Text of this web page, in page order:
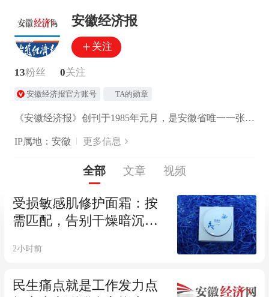
安徽经济报
关注
13粉丝 0关注
安徽经济报官方账号 TA的勋章
《安徽经济报》创刊于1985年元月，是安徽省唯一一张综合类经济大报。
IP属地：安徽 更多信息
全部 文章 视频
受损敏感肌修护面霜：按
需匹配，告别干燥暗沉泛
2小时前
民生痛点就是工作发力点